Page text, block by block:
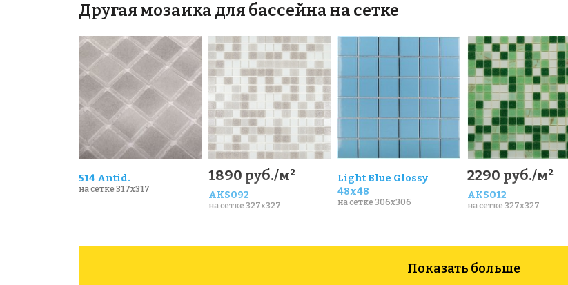
Другая мозаика для бассейна на сетке
514 Antid.
на сетке 317x317
1890 руб./м²
AKS092
на сетке 327x327
Light Blue Glossy
48х48
на сетке 306x306
2290 руб./м²
AKS012
на сетке 327x327
Показать больше